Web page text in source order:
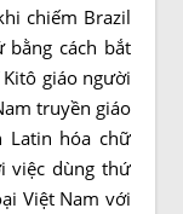
chiếm Brazil
bằng cách bắt
giáo người
truyền giáo
Latin hóa chữ
việc dùng thứ
Việt Nam với